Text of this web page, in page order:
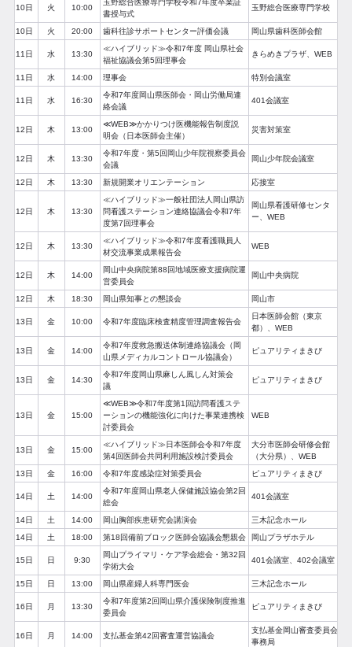
10日 火 10:00
玉野総合医療専門学校令和7年度卒業証
書授与式
玉野総合医療専門学校
10日 火 20:00 歯科往診サポートセンター評価会議 岡山県歯科医師会館
11日 水 13:30
≪ハイブリッド≫令和7年度 岡山県社会
福祉協議会第5回理事会
きらめきプラザ、WEB
11日 水 14:00 理事会 特別会議室
11日 水 16:30
令和7年度岡山県医師会・岡山労働局連
絡会議
401会議室
12日 木 13:00
≪WEB≫かかりつけ医機能報告制度説
明会（日本医師会主催）
災害対策室
12日 木 13:30
令和7年度・第5回岡山少年院視察委員会
会議
岡山少年院会議室
12日 木 13:30 新規開業オリエンテーション 応接室
12日 木 13:30
≪ハイブリッド≫一般社団法人岡山県訪
問看護ステーション連絡協議会令和7年
度第7回理事会
岡山県看護研修センタ
ー、WEB
12日 木 13:30
≪ハイブリッド≫令和7年度看護職員人
材交流事業成果報告会
WEB
12日 木 14:00
岡山中央病院第88回地域医療支援病院運
営委員会
岡山中央病院
12日 木 18:30 岡山県知事との懇談会 岡山市
13日 金 10:00 令和7年度臨床検査精度管理調査報告会
日本医師会館（東京
都）、WEB
13日 金 14:00
令和7年度救急搬送体制連絡協議会（岡
山県メディカルコントロール協議会）
ピュアリティまきび
13日 金 14:30
令和7年度岡山県麻しん風しん対策会
議
ピュアリティまきび
13日 金 15:00
≪WEB≫令和7年度第1回訪問看護ステ
ーションの機能強化に向けた事業連携検
討委員会
WEB
13日 金 15:00
≪ハイブリッド≫日本医師会令和7年度
第4回医師会共同利用施設検討委員会
大分市医師会研修会館
（大分県）、WEB
13日
金 16:00 令和7年度感染症対策委員会 ピュアリティまきび
14日 土 14:00
令和7年度岡山県老人保健施設協会第2回
総会
401会議室
14日 土 14:00 岡山胸部疾患研究会講演会
三木記念ホール
14日
土 18:00 第18回備前ブロック医師会協議会懇親会 岡山プラザホテル
15日 日 9:30
岡山プライマリ・ケア学会総会・第32回
学術大会
401会議室、402会議室
15日 日 13:00 岡山県産婦人科専門医会 三木記念ホール
16日 月 13:30
令和7年度第2回岡山県介護保険制度推進
委員会
ピュアリティまきび
16日 月 14:00 支払基金第42回審査運営協議会
支払基金岡山審査委員会
事務局